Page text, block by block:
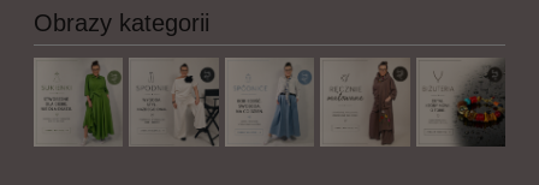
Obrazy kategorii